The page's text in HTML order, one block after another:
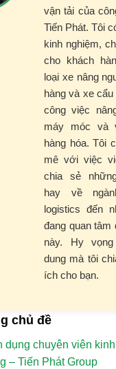
vận tải của
Tiến Phát. Tôi
kinh nghiệm,
cho khách
loại xe nâng
hàng và xe
công việc
máy móc và
hàng hóa. Tôi
mê với việc
chia sẻ
hay về
logistics đến
đang quan tâm
này. Hy
dung mà tôi
ích cho bạn.
chủ đề
dụng chuyên viên
– Tiến Phát Group